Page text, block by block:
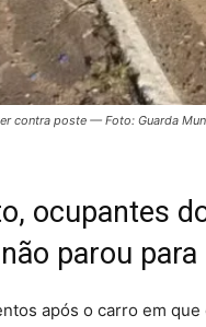
contra poste — Foto: Guarda
ocupantes
parou
após o carro em